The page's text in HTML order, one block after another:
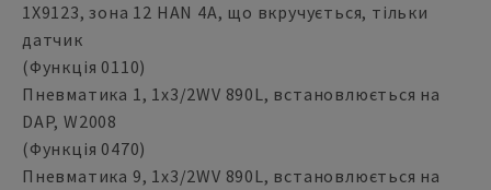
1X9123, зона 12 HAN 4A, що вкручується, тільки
датчик
(Функція 0110)
Пневматика 1, 1x3/2WV 890L, встановлюється на
DAP, W2008
(Функція 0470)
Пневматика 9, 1x3/2WV 890L, встановлюється на